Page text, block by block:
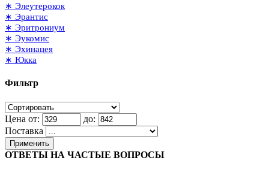
∗ Элеутерокок
∗ Эрантис
∗ Эритрониум
∗ Эукомис
∗ Эхинацея
∗ Юкка
Фильтр
Цена от:
до:
Поставка
Применить
ОТВЕТЫ НА ЧАСТЫЕ ВОПРОСЫ